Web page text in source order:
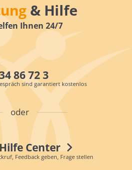
& Hilfe
Ihnen 24/7
86 72 3
sind garantiert kostenlos
oder
Center
Feedback geben, Frage stellen